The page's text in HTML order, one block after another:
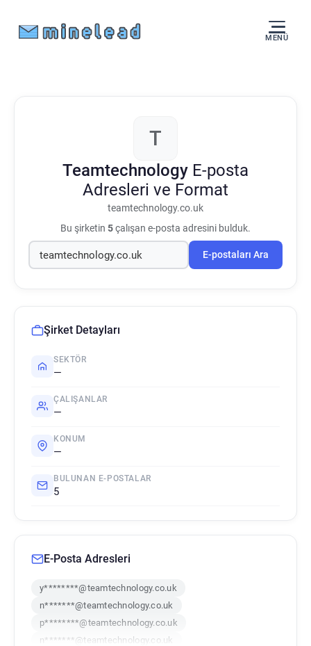
MENÜ
T
Teamtechnology E-posta
Adresleri ve Format
teamtechnology.co.uk
Bu şirketin 5çalışan e-posta adresini bulduk.
E-postaları Ara
Şirket Detayları
SEKTÖR
—
ÇALIŞANLAR
—
KONUM
—
BULUNAN E-POSTALAR
5
E-Posta Adresleri
y********@teamtechnology.co.uk
n*******@teamtechnology.co.uk
p********@teamtechnology.co.uk
n*******@teamtechnology.co.uk